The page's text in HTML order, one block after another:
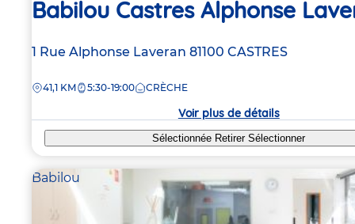
Babilou Castres Alphonse
Adresse
la
1 Rue Alphonse Laveran 81100 CASTRES
DISTANCE
41,1 KM 5:30-19:00 CRÈCHE
Voir plus de détails
Sélectionnée RetirerSélectionner
Babilou